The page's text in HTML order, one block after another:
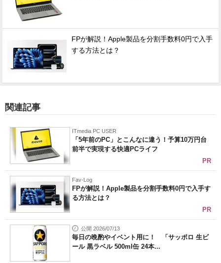
FPが解説！Apple製品を分割手数料0円で入手
する方法とは？
関連記事
ITmedia PC USER
「5年前のPC」とこんなに違う！予算10万円台
前半で実現する快適PCライフ
PR
Fav-Log
FPが解説！Apple製品を分割手数料0円で入手す
る方法とは？
PR
公開 2026/07/13
毎日の晩酌やイベント用に！ 「サッポロ 生ビ
ール 黒ラベル 500ml缶 24本...